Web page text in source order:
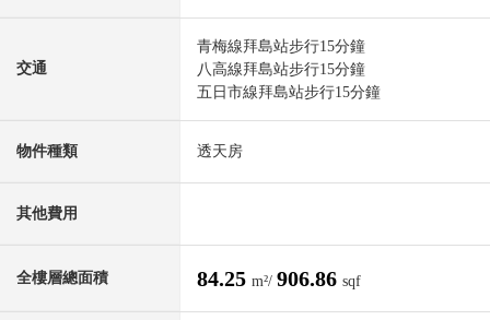
交通
青梅線拜島站步行15分鐘
八高線拜島站步行15分鐘
五日市線拜島站步行15分鐘
物件種類 透天房
其他費用
全樓層總面積 84.25 m²/ 906.86 sqf